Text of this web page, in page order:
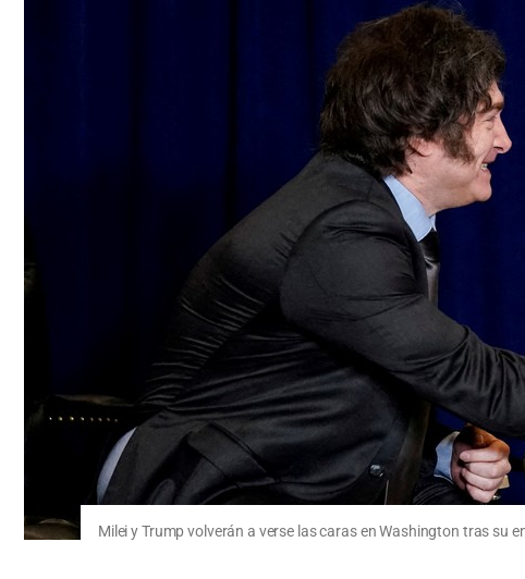
Milei y Trump volverán a verse las caras en Washington tras su